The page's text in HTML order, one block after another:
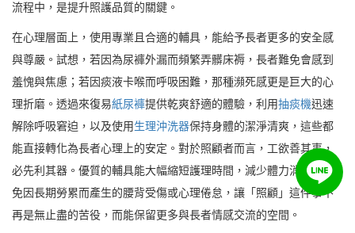
流程中，是提升照護品質的關鍵。
在心理層面上，使用專業且合適的輔具，能給予長者更多的安全感
與尊嚴。試想，若因為尿褲外漏而頻繁弄髒床褥，長者難免會感到
羞愧與焦慮；若因痰液卡喉而呼吸困難，那種瀕死感更是巨大的心
理折磨。透過來復易紙尿褲提供乾爽舒適的體驗，利用抽痰機迅速
解除呼吸窘迫，以及使用生理沖洗器保持身體的潔淨清爽，這些都
能直接轉化為長者心理上的安定。對於照顧者而言，工欲善其事，
必先利其器。優質的輔具能大幅縮短護理時間，減少體力消耗，避
免因長期勞累而產生的腰背受傷或心理倦怠，讓「照顧」這件事不
再是無止盡的苦役，而能保留更多與長者情感交流的空間。